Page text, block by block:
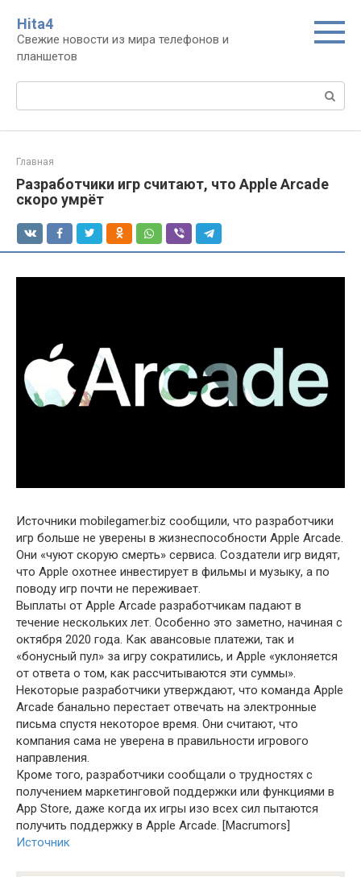
контенту
Нita4
Свежие новости из мира телефонов и
планшетов
Поиск:
Главная
Разработчики игр считают, что Apple Arcade
скоро умрёт
Источники mobilegamer.biz сообщили, что разработчики
игр больше не уверены в жизнеспособности Apple Arcade.
Они «чуют скорую смерть» сервиса. Создатели игр видят,
что Apple охотнее инвестирует в фильмы и музыку, а по
поводу игр почти не переживает.
Выплаты от Apple Arcade разработчикам падают в
течение нескольких лет. Особенно это заметно, начиная с
октября 2020 года. Как авансовые платежи, так и
«бонусный пул» за игру сократились, и Apple «уклоняется
от ответа о том, как рассчитываются эти суммы».
Некоторые разработчики утверждают, что команда Apple
Arcade банально перестает отвечать на электронные
письма спустя некоторое время. Они считают, что
компания сама не уверена в правильности игрового
направления.
Кроме того, разработчики сообщали о трудностях с
получением маркетинговой поддержки или функциями в
App Store, даже когда их игры изо всех сил пытаются
получить поддержку в Apple Arcade. [Macrumors]
Источник